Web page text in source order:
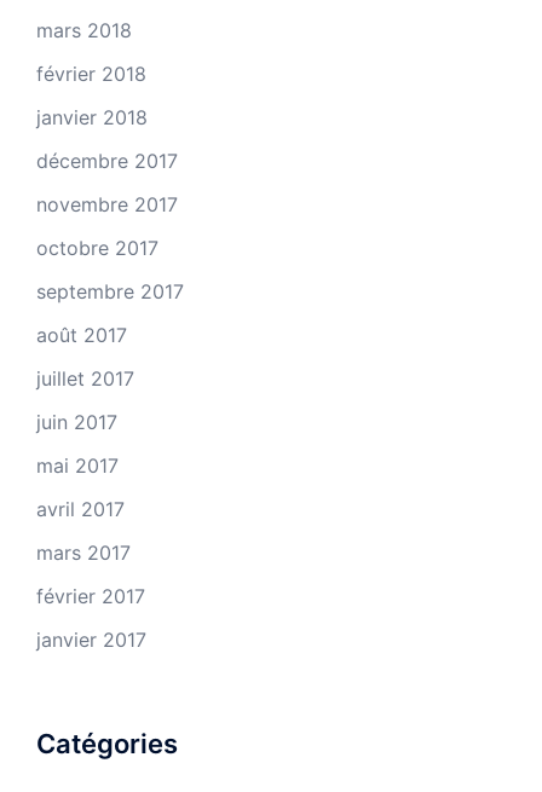
mars 2018
février 2018
janvier 2018
décembre 2017
novembre 2017
octobre 2017
septembre 2017
août 2017
juillet 2017
juin 2017
mai 2017
avril 2017
mars 2017
février 2017
janvier 2017
Catégories